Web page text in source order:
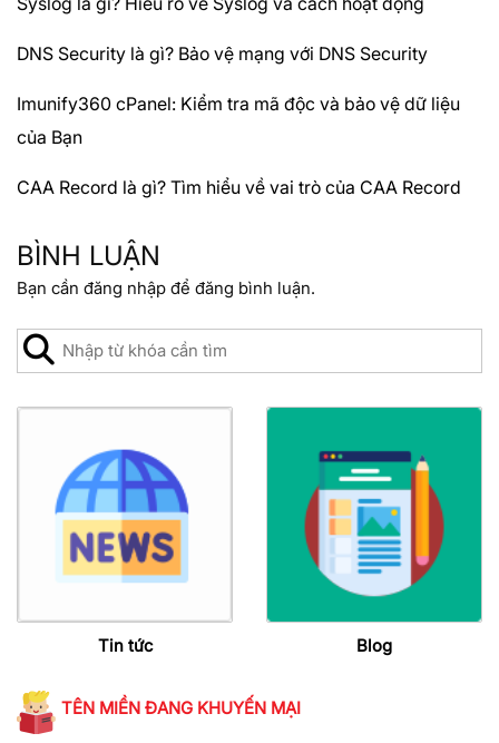
DNS Security là gì? Bảo vệ mạng với DNS Security
Imunify360 cPanel: Kiểm tra mã độc và bảo vệ dữ liệu
của Bạn
CAA Record là gì? Tìm hiểu về vai trò của CAA Record
BÌNH LUẬN
Bạn cần đăng nhập để đăng bình luận.
Tin tức Blog
TÊN MIỀN ĐANG KHUYẾN MẠI